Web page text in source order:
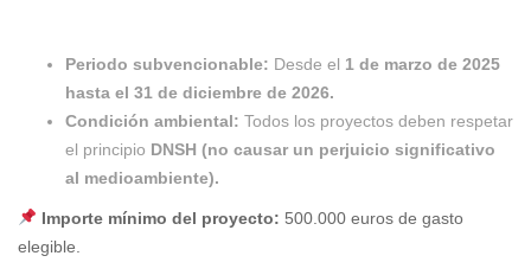
Periodo subvencionable: Desde el 1 de marzo de 2025
hasta el 31 de diciembre de 2026.
Condición ambiental: Todos los proyectos deben respetar
el principio DNSH (no causar un perjuicio significativo
al medioambiente).
Importe mínimo del proyecto: 500.000 euros de gasto
elegible.